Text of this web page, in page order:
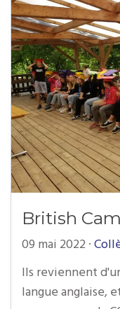
British
09 mai 2022 ·
Ils reviennent
langue anglaise,